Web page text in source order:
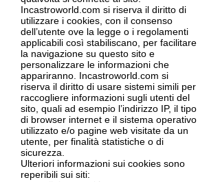
Incastroworld.com si riserva il diritto di
utilizzare i cookies, con il consenso
dell’utente ove la legge o i regolamenti
applicabili così stabiliscano, per facilitare
la navigazione su questo sito e
personalizzare le informazioni che
appariranno. Incastroworld.com si
riserva il diritto di usare sistemi simili per
raccogliere informazioni sugli utenti del
sito, quali ad esempio l’indirizzo IP, il tipo
di browser internet e il sistema operativo
utilizzato e/o pagine web visitate da un
utente, per finalità statistiche o di
sicurezza.
Ulteriori informazioni sui cookies sono
reperibili sui siti: